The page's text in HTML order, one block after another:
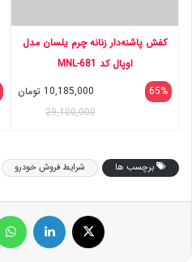
کفش پاشنه‌دار زنانه چرم یلسان مدل
اوپال کد 681-MNL
65%
10,185,000 تومان
29,100,000
برچسب ها شرایط فروش خودرو
ایکس لینکداین